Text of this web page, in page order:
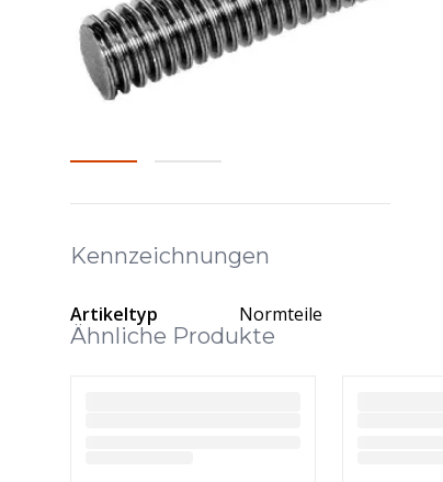
Kennzeichnungen
Artikeltyp Normteile
Ähnliche Produkte